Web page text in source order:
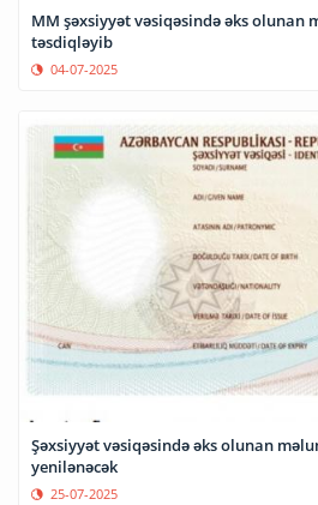
MM şəxsiyyət vəsiqəsində əks olunan
təsdiqləyib
04-07-2025
Şəxsiyyət vəsiqəsində əks olunan
yenilənəcək
25-07-2025